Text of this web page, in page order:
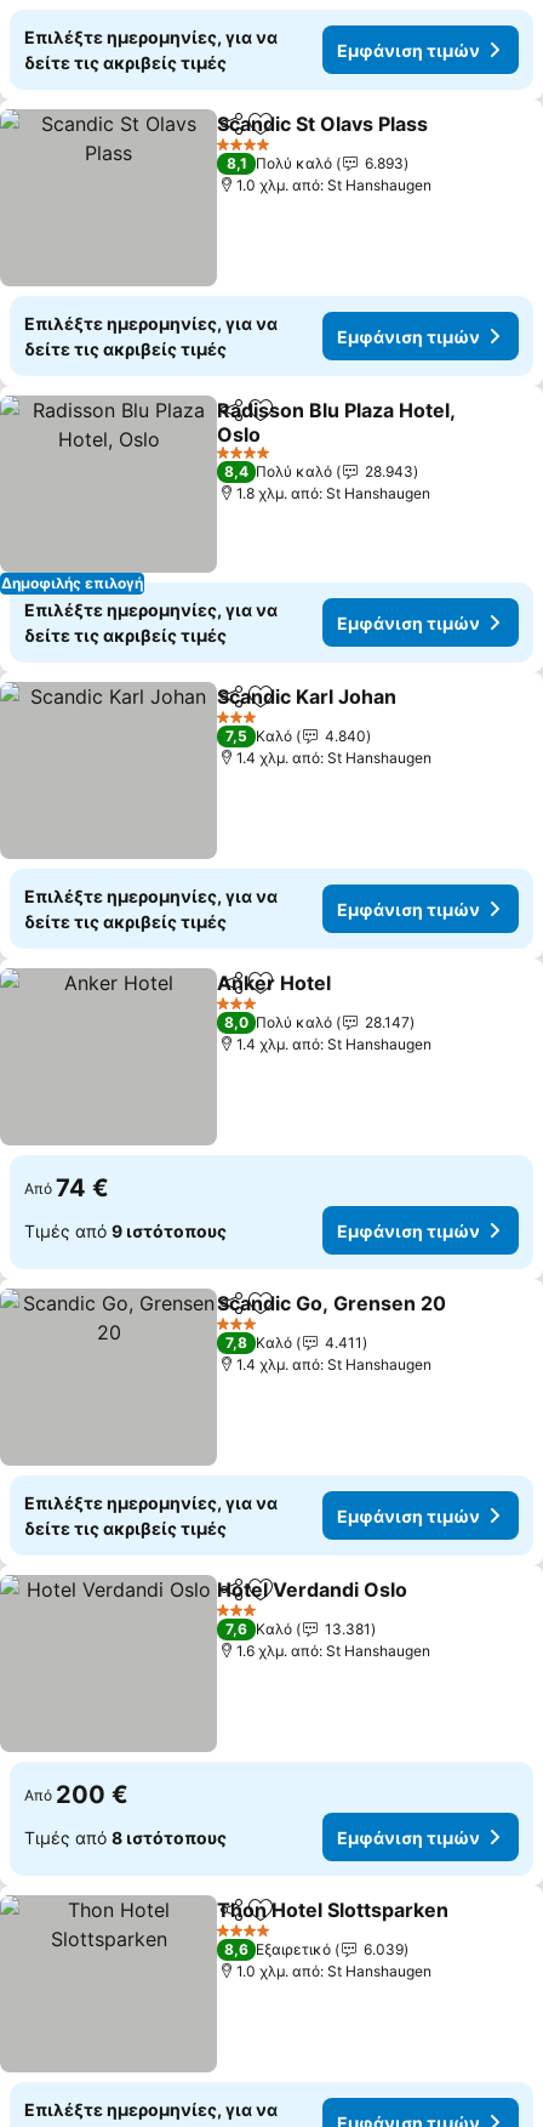
Επιλέξτε ημερομηνίες, για να
δείτε τις ακριβείς τιμές
Εμφάνιση τιμών
Κοινοποίηση
Προσθήκη στα αγαπημένα
Scandic St Olavs Plass
4 Αστέρια
8,1 Πολύ καλό
6.893
1.0 χλμ. από: St Hanshaugen
Επιλέξτε ημερομηνίες, για να
δείτε τις ακριβείς τιμές
Εμφάνιση τιμών
Δημοφιλής επιλογή
Κοινοποίηση
Προσθήκη στα αγαπημένα
Radisson Blu Plaza Hotel,
Oslo
4 Αστέρια
8,4 Πολύ καλό
28.943
1.8 χλμ. από: St Hanshaugen
Επιλέξτε ημερομηνίες, για να
δείτε τις ακριβείς τιμές
Εμφάνιση τιμών
Κοινοποίηση
Προσθήκη στα αγαπημένα
Scandic Karl Johan
3 Αστέρια
7,5 Καλό
4.840
1.4 χλμ. από: St Hanshaugen
Επιλέξτε ημερομηνίες, για να
δείτε τις ακριβείς τιμές
Εμφάνιση τιμών
Κοινοποίηση
Προσθήκη στα αγαπημένα
Anker Hotel
3 Αστέρια
8,0 Πολύ καλό
28.147
1.4 χλμ. από: St Hanshaugen
Από 74 €
Τιμές από 9 ιστότοπους Εμφάνιση τιμών
Κοινοποίηση
Προσθήκη στα αγαπημένα
Scandic Go, Grensen 20
3 Αστέρια
7,8 Καλό
4.411
1.4 χλμ. από: St Hanshaugen
Επιλέξτε ημερομηνίες, για να
δείτε τις ακριβείς τιμές
Εμφάνιση τιμών
Κοινοποίηση
Προσθήκη στα αγαπημένα
Hotel Verdandi Oslo
3 Αστέρια
7,6 Καλό
13.381
1.6 χλμ. από: St Hanshaugen
Από 200 €
Τιμές από 8 ιστότοπους Εμφάνιση τιμών
Κοινοποίηση
Προσθήκη στα αγαπημένα
Thon Hotel Slottsparken
4 Αστέρια
8,6 Εξαιρετικό
6.039
1.0 χλμ. από: St Hanshaugen
Επιλέξτε ημερομηνίες, για να
Εμφάνιση τιμών